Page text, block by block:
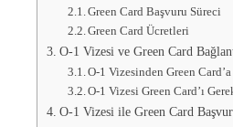
Green Card Başvuru Süreci
Green Card Ücretleri
O-1 Vizesi ve Green Card
O-1 Vizesinden Green
O-1 Vizesi Green Card’ı
O-1 Vizesi ile Green Card